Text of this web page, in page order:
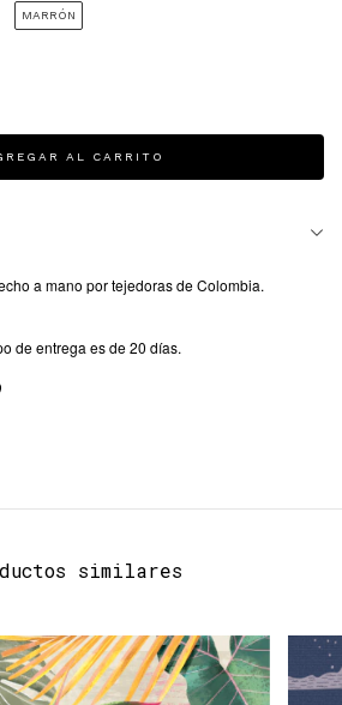
MARRÓN
a mano por tejedoras de Colombia.
de entrega es de 20 días.
similares